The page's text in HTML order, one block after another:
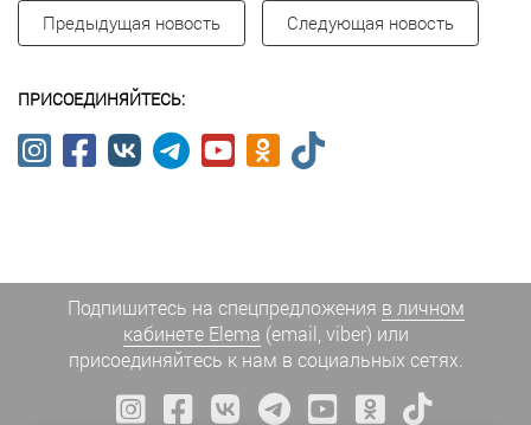
Предыдущая новость Следующая новость
ПРИСОЕДИНЯЙТЕСЬ:
Подпишитесь на спецпредложения в личном
кабинете Elema (email, viber) или
присоединяйтесь к нам в социальных сетях.